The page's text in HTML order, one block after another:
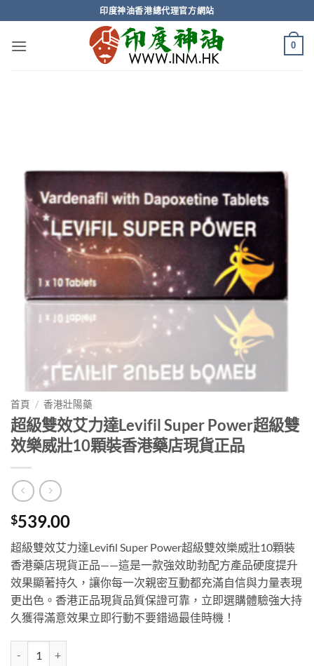
to
content
印度神油香港總代理官方網站
0
首頁 / 香港壯陽藥
超級雙效艾力達Levifil Super Power超級雙
效樂威壯10顆裝香港藥店現貨正品
$539.00
超級雙效艾力達Levifil Super Power超級雙效樂威壯10顆裝
香港藥店現貨正品——這是一款強效助勃配方產品硬度提升
效果顯著持久，讓你每一次親密互動都充滿自信與力量表現
更出色。香港正品現貨品質保證可靠，立即選購體驗強大持
久獲得滿意效果立即行動不要錯過最佳時機！